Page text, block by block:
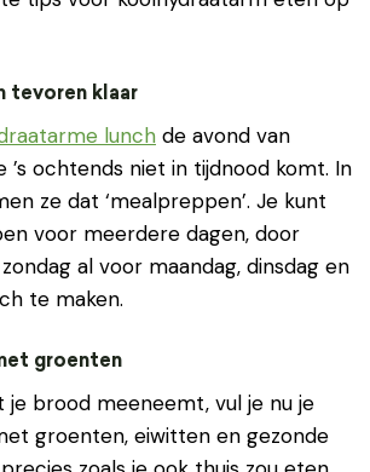
tevoren klaar
lunch de avond van
’s ochtends niet in tijdnood komt. In
ze dat ‘mealpreppen’. Je kunt
voor meerdere dagen, door
al voor maandag, dinsdag en
te maken.
groenten
je brood meeneemt, vul je nu je
groenten, eiwitten en gezonde